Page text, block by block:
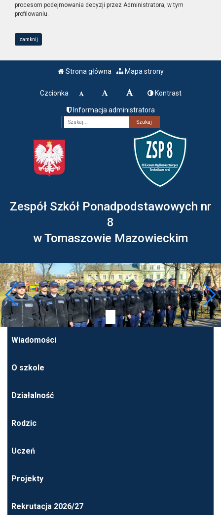
procesom podejmowania decyzji przez Administratora, w tym
profilowaniu.
zamknij
Strona główna Mapa strony
Czcionka Kontrast
Informacja administratora
Fraza
Zespół Szkół Ponadpodstawowych nr
8
w Tomaszowie Mazowieckim
Wiadomości
O szkole
Działalność
Rodzic
Uczeń
Projekty
Rekrutacja 2026/27